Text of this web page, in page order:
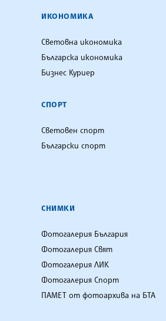
ИКОНОМИКА
Световна икономика
Българска икономика
Бизнес Куриер
СПОРТ
Световен спорт
Български спорт
СНИМКИ
Фотогалерия България
Фотогалерия Свят
Фотогалерия ЛИК
Фотогалерия Спорт
ПАМЕТ от фотоархива на БТА